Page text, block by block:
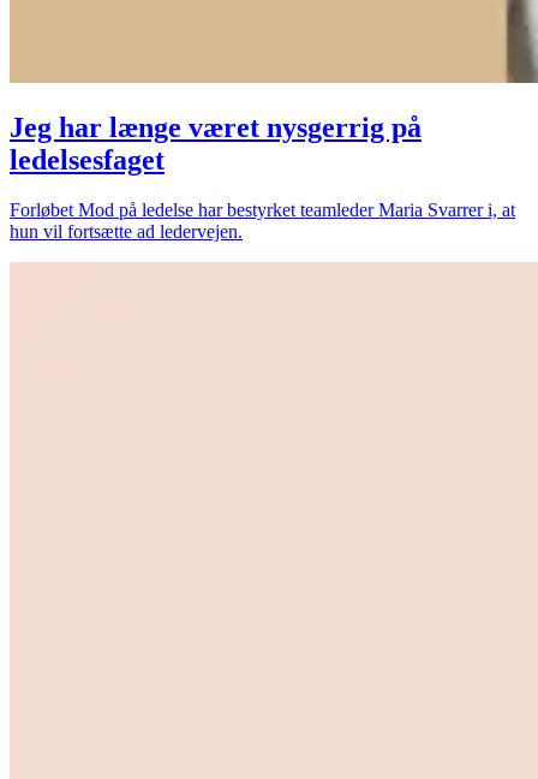
Jeg har længe været nysgerrig på
ledelsesfaget
Forløbet Mod på ledelse har bestyrket teamleder Maria Svarrer i, at
hun vil fortsætte ad ledervejen.